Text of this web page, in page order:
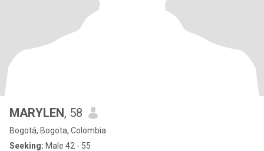
MARYLEN, 58
Bogotá, Bogota, Colombia
Seeking: Male 42 - 55